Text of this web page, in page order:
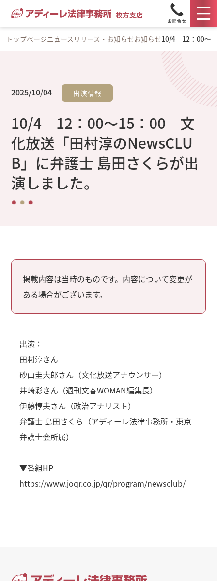
枚方支店
トップページニュースリリース・お知らせお知らせ10/4 12：00～
2025/10/04 出演情報
10/4 12：00～15：00 文
化放送「田村淳のNewsCLU
B」に弁護士 島田さくらが出
演しました。
掲載内容は当時のものです。内容について変更が
ある場合がございます。
出演：
田村淳さん
砂山圭大郎さん（文化放送アナウンサー）
井崎彩さん（週刊文春WOMAN編集長）
伊藤惇夫さん（政治アナリスト）
弁護士 島田さくら（アディーレ法律事務所・東京
弁護士会所属）
▼番組HP
https://www.joqr.co.jp/qr/program/newsclub/